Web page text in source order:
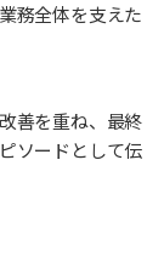
務全体を支えた
善を重ね、最終
ソードとして伝